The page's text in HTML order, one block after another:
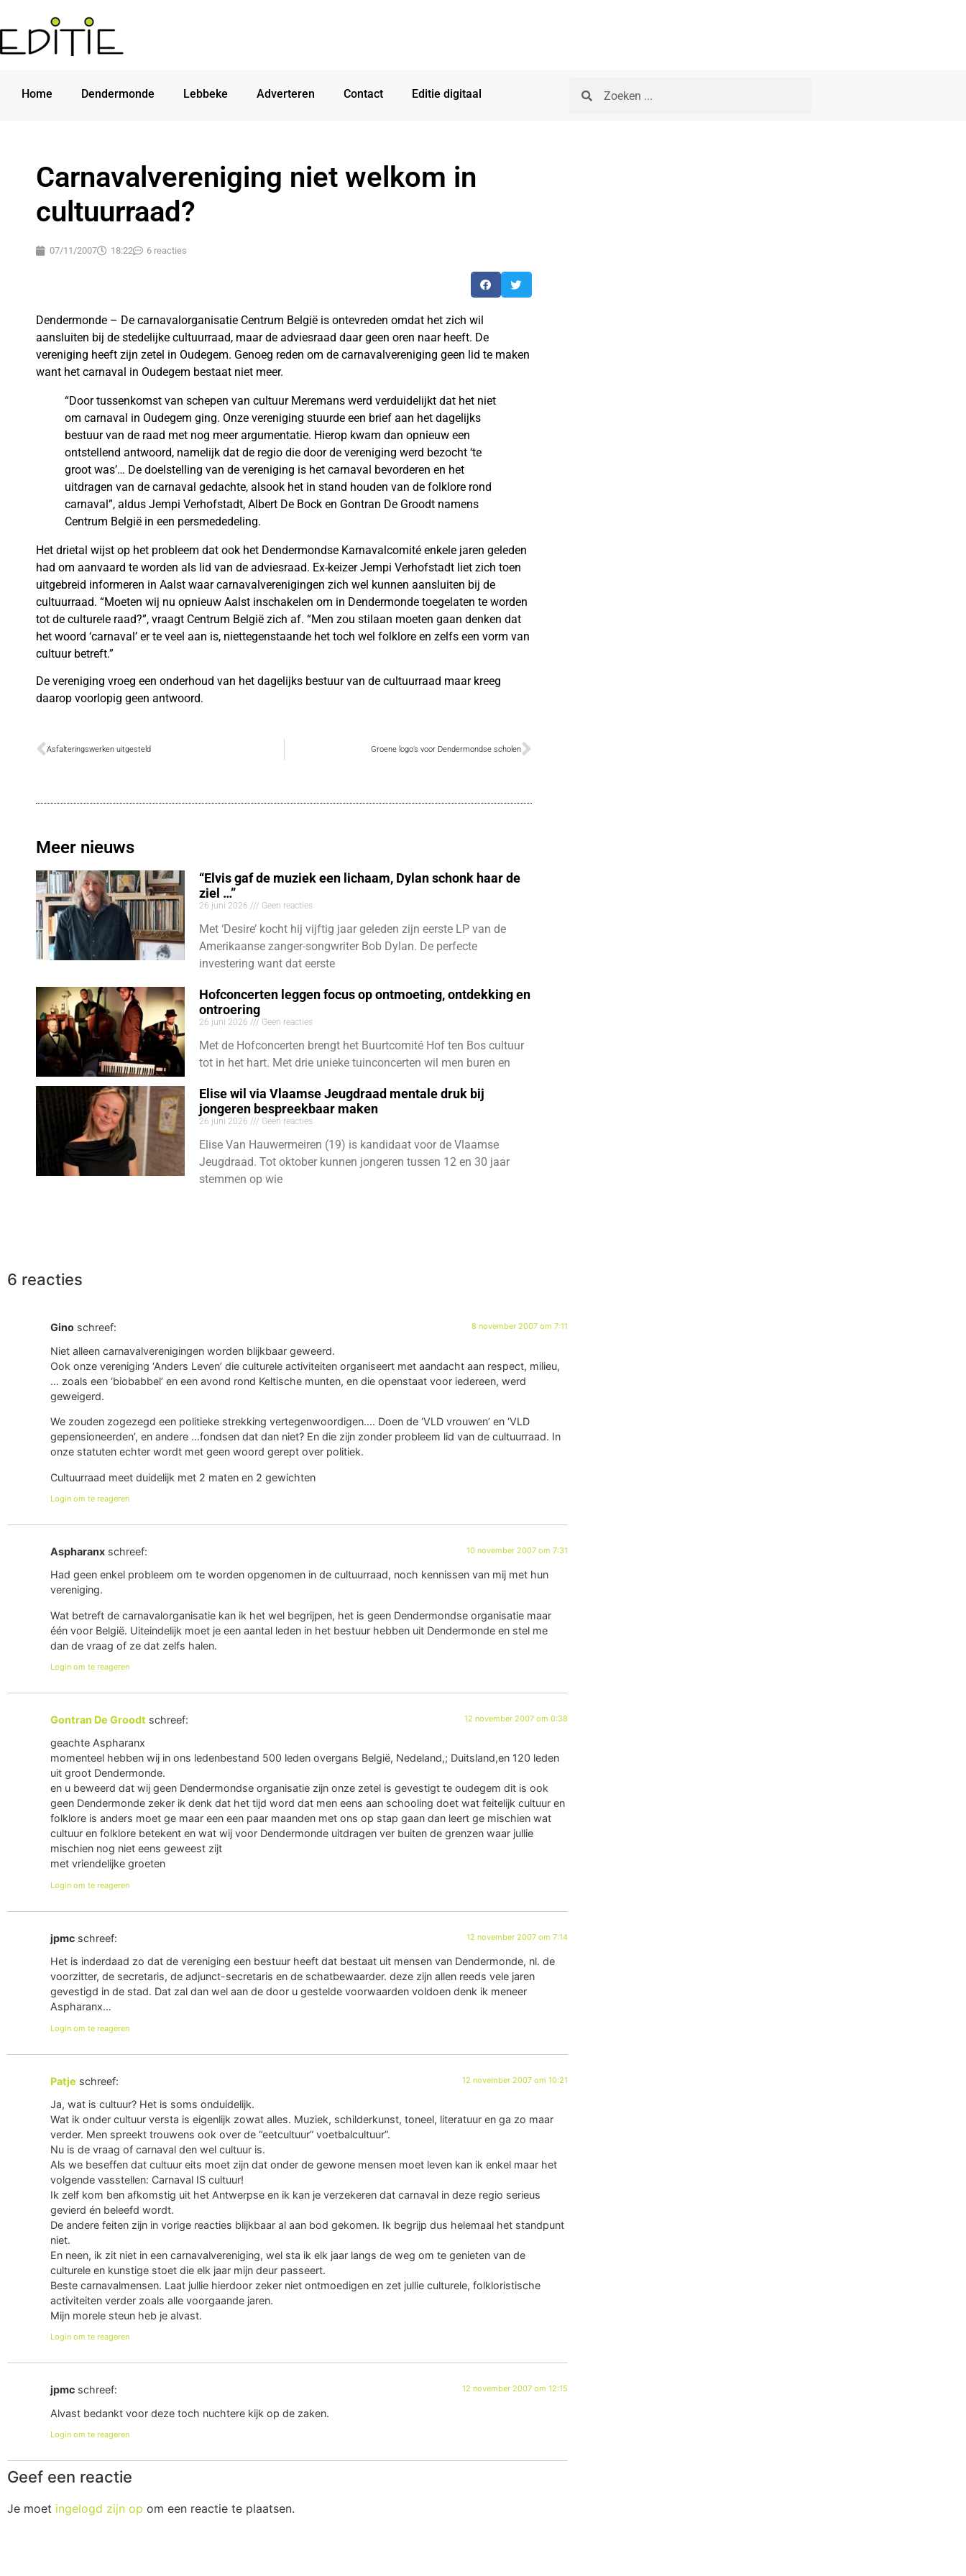
Home Dendermonde Lebbeke Adverteren Contact Editie digitaal
Carnavalvereniging niet welkom in
cultuurraad?
07/11/2007 18:22 6 reacties
Dendermonde – De carnavalorganisatie Centrum België is ontevreden omdat het zich wil
aansluiten bij de stedelijke cultuurraad, maar de adviesraad daar geen oren naar heeft. De
vereniging heeft zijn zetel in Oudegem. Genoeg reden om de carnavalvereniging geen lid te maken
want het carnaval in Oudegem bestaat niet meer.
“Door tussenkomst van schepen van cultuur Meremans werd verduidelijkt dat het niet
om carnaval in Oudegem ging. Onze vereniging stuurde een brief aan het dagelijks
bestuur van de raad met nog meer argumentatie. Hierop kwam dan opnieuw een
ontstellend antwoord, namelijk dat de regio die door de vereniging werd bezocht ‘te
groot was’… De doelstelling van de vereniging is het carnaval bevorderen en het
uitdragen van de carnaval gedachte, alsook het in stand houden van de folklore rond
carnaval”, aldus Jempi Verhofstadt, Albert De Bock en Gontran De Groodt namens
Centrum België in een persmededeling.
Het drietal wijst op het probleem dat ook het Dendermondse Karnavalcomité enkele jaren geleden
had om aanvaard te worden als lid van de adviesraad. Ex-keizer Jempi Verhofstadt liet zich toen
uitgebreid informeren in Aalst waar carnavalverenigingen zich wel kunnen aansluiten bij de
cultuurraad. “Moeten wij nu opnieuw Aalst inschakelen om in Dendermonde toegelaten te worden
tot de culturele raad?”, vraagt Centrum België zich af. “Men zou stilaan moeten gaan denken dat
het woord ‘carnaval’ er te veel aan is, niettegenstaande het toch wel folklore en zelfs een vorm van
cultuur betreft.”
De vereniging vroeg een onderhoud van het dagelijks bestuur van de cultuurraad maar kreeg
daarop voorlopig geen antwoord.
Asfalteringswerken uitgesteld Groene logo’s voor Dendermondse scholen
Meer nieuws
“Elvis gaf de muziek een lichaam, Dylan schonk haar de
ziel …”
26 juni 2026 Geen reacties
Met ‘Desire’ kocht hij vijftig jaar geleden zijn eerste LP van de
Amerikaanse zanger-songwriter Bob Dylan. De perfecte
investering want dat eerste
Hofconcerten leggen focus op ontmoeting, ontdekking en
ontroering
26 juni 2026 Geen reacties
Met de Hofconcerten brengt het Buurtcomité Hof ten Bos cultuur
tot in het hart. Met drie unieke tuinconcerten wil men buren en
Elise wil via Vlaamse Jeugdraad mentale druk bij
jongeren bespreekbaar maken
26 juni 2026 Geen reacties
Elise Van Hauwermeiren (19) is kandidaat voor de Vlaamse
Jeugdraad. Tot oktober kunnen jongeren tussen 12 en 30 jaar
stemmen op wie
6 reacties
Gino schreef: 8 november 2007 om 7:11
Niet alleen carnavalverenigingen worden blijkbaar geweerd.
Ook onze vereniging ‘Anders Leven’ die culturele activiteiten organiseert met aandacht aan respect, milieu,
… zoals een ‘biobabbel’ en een avond rond Keltische munten, en die openstaat voor iedereen, werd
geweigerd.
We zouden zogezegd een politieke strekking vertegenwoordigen…. Doen de ‘VLD vrouwen’ en ‘VLD
gepensioneerden’, en andere …fondsen dat dan niet? En die zijn zonder probleem lid van de cultuurraad. In
onze statuten echter wordt met geen woord gerept over politiek.
Cultuurraad meet duidelijk met 2 maten en 2 gewichten
Login om te reageren
Aspharanx schreef: 10 november 2007 om 7:31
Had geen enkel probleem om te worden opgenomen in de cultuurraad, noch kennissen van mij met hun
vereniging.
Wat betreft de carnavalorganisatie kan ik het wel begrijpen, het is geen Dendermondse organisatie maar
één voor België. Uiteindelijk moet je een aantal leden in het bestuur hebben uit Dendermonde en stel me
dan de vraag of ze dat zelfs halen.
Login om te reageren
Gontran De Groodt schreef: 12 november 2007 om 0:38
geachte Aspharanx
momenteel hebben wij in ons ledenbestand 500 leden overgans België, Nedeland,; Duitsland,en 120 leden
uit groot Dendermonde.
en u beweerd dat wij geen Dendermondse organisatie zijn onze zetel is gevestigt te oudegem dit is ook
geen Dendermonde zeker ik denk dat het tijd word dat men eens aan schooling doet wat feitelijk cultuur en
folklore is anders moet ge maar een een paar maanden met ons op stap gaan dan leert ge mischien wat
cultuur en folklore betekent en wat wij voor Dendermonde uitdragen ver buiten de grenzen waar jullie
mischien nog niet eens geweest zijt
met vriendelijke groeten
Login om te reageren
jpmc schreef: 12 november 2007 om 7:14
Het is inderdaad zo dat de vereniging een bestuur heeft dat bestaat uit mensen van Dendermonde, nl. de
voorzitter, de secretaris, de adjunct-secretaris en de schatbewaarder. deze zijn allen reeds vele jaren
gevestigd in de stad. Dat zal dan wel aan de door u gestelde voorwaarden voldoen denk ik meneer
Aspharanx…
Login om te reageren
Patje schreef: 12 november 2007 om 10:21
Ja, wat is cultuur? Het is soms onduidelijk.
Wat ik onder cultuur versta is eigenlijk zowat alles. Muziek, schilderkunst, toneel, literatuur en ga zo maar
verder. Men spreekt trouwens ook over de “eetcultuur” voetbalcultuur”.
Nu is de vraag of carnaval den wel cultuur is.
Als we beseffen dat cultuur eits moet zijn dat onder de gewone mensen moet leven kan ik enkel maar het
volgende vasstellen: Carnaval IS cultuur!
Ik zelf kom ben afkomstig uit het Antwerpse en ik kan je verzekeren dat carnaval in deze regio serieus
gevierd én beleefd wordt.
De andere feiten zijn in vorige reacties blijkbaar al aan bod gekomen. Ik begrijp dus helemaal het standpunt
niet.
En neen, ik zit niet in een carnavalvereniging, wel sta ik elk jaar langs de weg om te genieten van de
culturele en kunstige stoet die elk jaar mijn deur passeert.
Beste carnavalmensen. Laat jullie hierdoor zeker niet ontmoedigen en zet jullie culturele, folkloristische
activiteiten verder zoals alle voorgaande jaren.
Mijn morele steun heb je alvast.
Login om te reageren
jpmc schreef: 12 november 2007 om 12:15
Alvast bedankt voor deze toch nuchtere kijk op de zaken.
Login om te reageren
Geef een reactie
Je moet ingelogd zijn op om een reactie te plaatsen.